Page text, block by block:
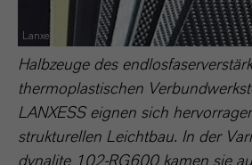
Lanxess
Halbzeuge des
thermoplastischen
LANXESS eignen sich
strukturellen Leichtbau. In der
dynalite 102-RG600 kamen sie